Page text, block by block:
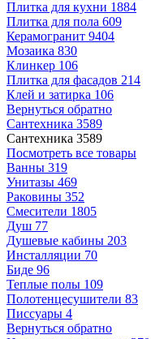
Плитка для кухни 1884
Плитка для пола 609
Керамогранит 9404
Мозаика 830
Клинкер 106
Плитка для фасадов 214
Клей и затирка 106
Вернуться обратно
Сантехника 3589
Сантехника 3589
Посмотреть все товары
Ванны 319
Унитазы 469
Раковины 352
Смесители 1805
Душ 77
Душевые кабины 203
Инсталляции 70
Биде 96
Теплые полы 109
Полотенцесушители 83
Писсуары 4
Вернуться обратно